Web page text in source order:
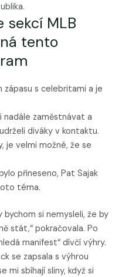
sekcí MLB
tento
zápasu s celebritami a je
nadále zaměstnávat a
diváky v kontaktu.
je velmi možné, že se
přineseno, Pat Sajak
téma.
bychom si nemysleli, že by
stát,“ pokračovala. Po
manifest“ dívčí výhry.
se zapsala s výhrou
mi sbíhají sliny, když si